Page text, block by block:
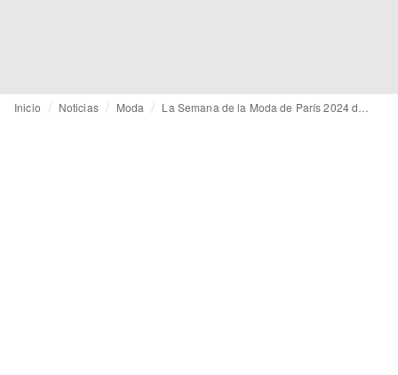
Inicio Noticias Moda